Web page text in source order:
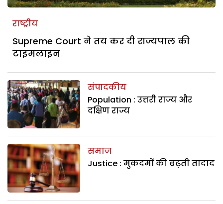
राष्ट्रीय
Supreme Court ने तय कर दी राज्यपाल की
टाइमलाइन
संपादकीय
Population : उत्तरी राज्य और
दक्षिण राज्य
समाज
Justice : मुकदमों की बढ़ती तादाद